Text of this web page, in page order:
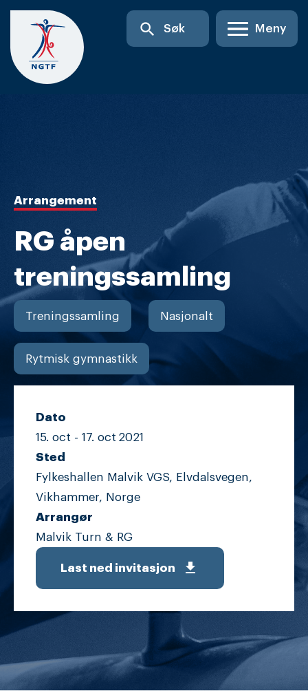
Skip
content
search Søk Meny
Arrangement
RG åpen
treningssamling
Treningssamling Nasjonalt
Rytmisk gymnastikk
Dato
15. oct - 17. oct 2021
Sted
Fylkeshallen Malvik VGS, Elvdalsvegen,
Vikhammer, Norge
Arrangør
Malvik Turn & RG
Last ned invitasjon get_app